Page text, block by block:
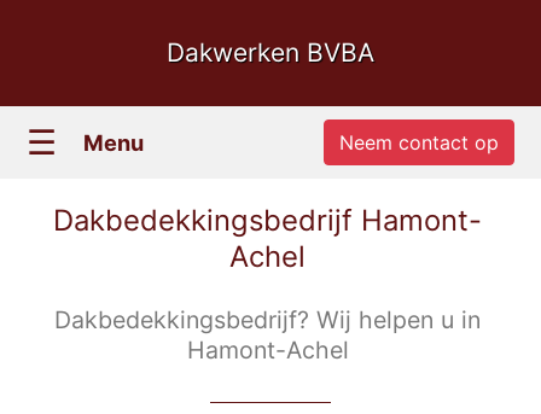
Dakwerken BVBA
☰ Menu Neem contact op
Dakbedekkingsbedrijf Hamont-
Achel
Dakbedekkingsbedrijf? Wij helpen u in
Hamont-Achel